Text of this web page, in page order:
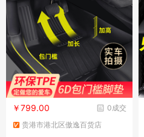
0成交
￥799.00
贵港市港北区傲逸百货店